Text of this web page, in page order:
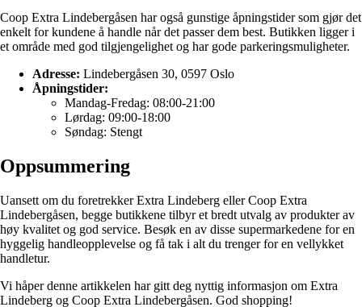
Coop Extra Lindebergåsen har også gunstige åpningstider som gjør det
enkelt for kundene å handle når det passer dem best. Butikken ligger i
et område med god tilgjengelighet og har gode parkeringsmuligheter.
Adresse: Lindebergåsen 30, 0597 Oslo
Åpningstider:
Mandag-Fredag: 08:00-21:00
Lørdag: 09:00-18:00
Søndag: Stengt
Oppsummering
Uansett om du foretrekker Extra Lindeberg eller Coop Extra
Lindebergåsen, begge butikkene tilbyr et bredt utvalg av produkter av
høy kvalitet og god service. Besøk en av disse supermarkedene for en
hyggelig handleopplevelse og få tak i alt du trenger for en vellykket
handletur.
Vi håper denne artikkelen har gitt deg nyttig informasjon om Extra
Lindeberg og Coop Extra Lindebergåsen. God shopping!